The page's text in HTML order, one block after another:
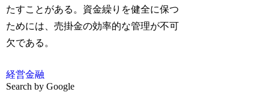
たすことがある。資金繰りを健全に保つ
ためには、売掛金の効率的な管理が不可
欠である。
経営金融
Search by Google